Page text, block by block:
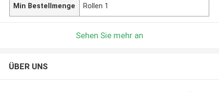
Min Bestellmenge Rollen 1
Sehen Sie mehr an
ÜBER UNS